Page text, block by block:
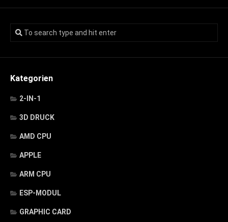
Kategorien
2-IN-1
3D DRUCK
AMD CPU
APPLE
ARM CPU
ESP-MODUL
GRAPHIC CARD